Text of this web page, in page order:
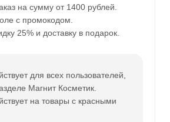
на сумму от 1400 рублей.
с промокодом.
25% и доставку в подарок.
для всех пользователей,
Магнит Косметик.
на товары с красными